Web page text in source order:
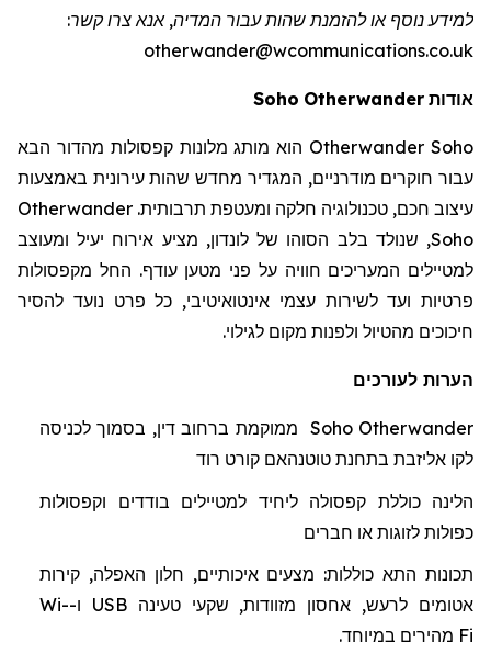
למידע נוסף או להזמנת שהותעבור המדיה, אנא צרו קשר:
otherwander@wcommunications.co.uk
אודות Otherwander
Soho
Otherwander Soho הוא מותג מלונות קפסולות מהדור הבא
עבור חוקרים מודרניים, המגדיר מחדש שהות עירונית באמצעות
עיצוב חכם, טכנולוגיה חלקה ומעטפת תרבותית. Otherwander
Soho, שנולד בלב הסוהו של לונדון, מציע אירוח יעיל ומעוצב
למטיילים המעריכים חוויה על פני מטען עודף. החל מקפסולות
פרטיות ועד לשירות עצמי אינטואיטיבי, כל פרט נועד להסיר
חיכוכים מהטיול ולפנות מקום לגילוי.
הערות לעורכים
Otherwander
Soho ממוקמת ברחוב דין, בסמוך לכניסה
לקו אליזבת בתחנת טוטנהאם קורט רוד
הלינה כוללת קפסולה ליחיד למטיילים בודדים וקפסולות
כפולות לזוגות או חברים
תכונות התא כוללות: מצעים איכותיים, חלון האפלה, קירות
אטומים לרעש, אחסון מזוודות, שקעי טעינהUSB ו-Wi-
Fi מהירים במיוחד.